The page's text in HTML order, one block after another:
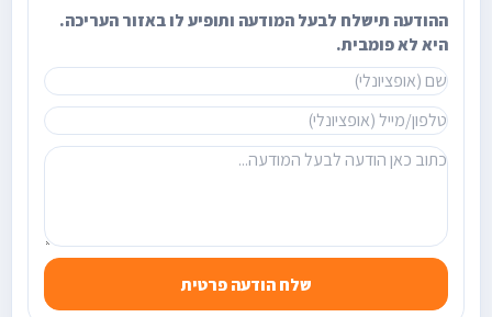
ההודעה תישלח לבעל המודעה ותופיע לו באזור העריכה.
היא לא פומבית.
שלח הודעה פרטית